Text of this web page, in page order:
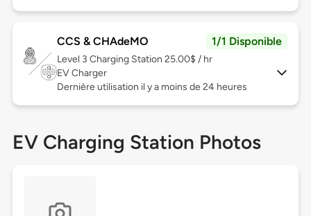
CCS & CHAdeMO 1/1 Disponible
Level 3 Charging Station 25.00$ / hr
EV Charger
Dernière utilisation il y a moins de 24 heures
EV Charging Station Photos